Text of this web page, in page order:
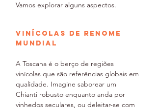
Vamos explorar alguns aspectos.
Vinícolas de Renome
Mundial
A Toscana é o berço de regiões
vinícolas que são referências globais em
qualidade. Imagine saborear um
Chianti robusto enquanto anda por
vinhedos seculares, ou deleitar-se com